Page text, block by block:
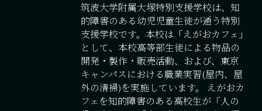
筑波大学附属大塚特別支援学校は、知
的障害のある幼児児童生徒が通う特別
支援学校です。本校は「えがおカフェ」
として、本校高等部生徒による物品の
開発・製作・販売活動、および、東京
キャンパスにおける職業実習(屋内、屋
外の清掃)を実施しています。 えがおカ
フェを知的障害のある高校生が「人の